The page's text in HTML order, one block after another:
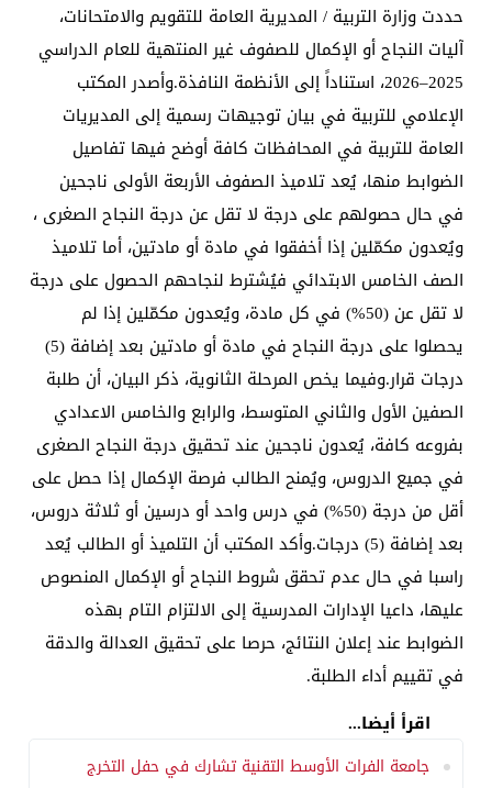
حددت وزارة التربية / المديرية العامة للتقويم والامتحانات،
آليات النجاح أو الإكمال للصفوف غير المنتهية للعام الدراسي
2025–2026، استناداً إلى الأنظمة النافذة.وأصدر المكتب
الإعلامي للتربية في بيان توجيهات رسمية إلى المديريات
العامة للتربية في المحافظات كافة أوضح فيها تفاصيل
الضوابط منها، يُعد تلاميذ الصفوف الأربعة الأولى ناجحين
في حال حصولهم على درجة لا تقل عن درجة النجاح الصغرى ،
ويُعدون مكمّلين إذا أخفقوا في مادة أو مادتين، أما تلاميذ
الصف الخامس الابتدائي فيُشترط لنجاحهم الحصول على درجة
لا تقل عن (50%) في كل مادة، ويُعدون مكمّلين إذا لم
يحصلوا على درجة النجاح في مادة أو مادتين بعد إضافة (5)
درجات قرار.وفيما يخص المرحلة الثانوية، ذكر البيان، أن طلبة
الصفين الأول والثاني المتوسط، والرابع والخامس الاعدادي
بفروعه كافة، يُعدون ناجحين عند تحقيق درجة النجاح الصغرى
في جميع الدروس، ويُمنح الطالب فرصة الإكمال إذا حصل على
أقل من درجة (50%) في درس واحد أو درسين أو ثلاثة دروس،
بعد إضافة (5) درجات.وأكد المكتب أن التلميذ أو الطالب يُعد
راسبا في حال عدم تحقق شروط النجاح أو الإكمال المنصوص
عليها، داعيا الإدارات المدرسية إلى الالتزام التام بهذه
الضوابط عند إعلان النتائج، حرصا على تحقيق العدالة والدقة
في تقييم أداء الطلبة.
اقرأ أيضا...
جامعة الفرات الأوسط التقنية تشارك في حفل التخرج